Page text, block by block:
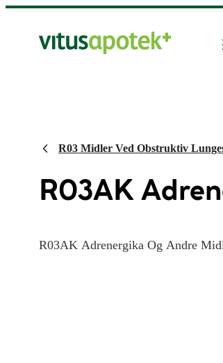
R03 Midler Ved Obstruktiv
R03AK
R03AK Adrenergika Og Andre